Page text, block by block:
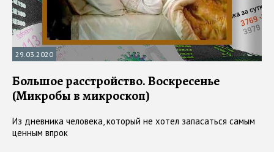
29.03.2020
Большое расстройство. Воскресенье
(Микробы в микроскоп)
Из дневника человека, который не хотел запасаться самым
ценным впрок